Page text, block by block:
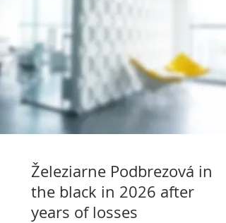
Železiarne Podbrezová in
the black in 2026 after
years of losses